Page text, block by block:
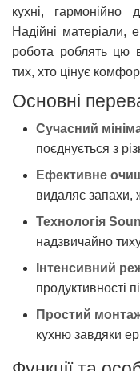
кухні, гармонійно
Надійні матеріали,
робота роблять цю
тих, хто цінує
Основні
Сучасний
поєднується з
Ефективне
видаляє запахи,
Технологія
надзвичайно
Інтенсивний
продуктивності
Простий
кухню завдяки